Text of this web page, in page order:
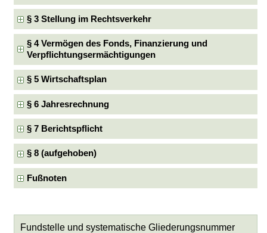
§ 3 Stellung im Rechtsverkehr
§ 4 Vermögen des Fonds, Finanzierung und
Verpflichtungsermächtigungen
§ 5 Wirtschaftsplan
§ 6 Jahresrechnung
§ 7 Berichtspflicht
§ 8 (aufgehoben)
Fußnoten
Fundstelle und systematische Gliederungsnummer